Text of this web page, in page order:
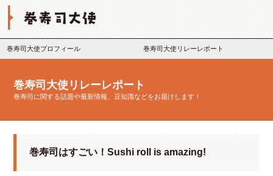
巻寿司大使プロフィール 巻寿司大使リレーレポート
巻寿司大使リレーレポート
巻寿司に関する話題や最新情報、豆知識などをお届けします！
巻寿司はすごい！Sushi roll is amazing!